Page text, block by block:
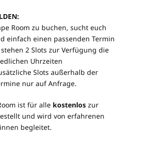
Room zu buchen, sucht euch
einfach einen passenden Termin
2 Slots zur Verfügung die
Uhrzeiten
Slots außerhalb der
nur auf Anfrage.
ist für alle kostenlos zur
und wird von erfahrenen
begleitet.